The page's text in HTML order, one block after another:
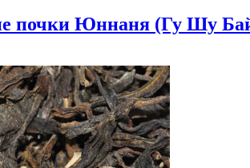
почки Юннаня (Гу Шу